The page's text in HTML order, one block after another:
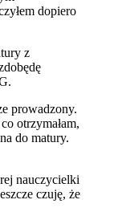
dopiero
z
prowadzony.
otrzymałam,
do matury.
nauczycielki
czuję, że